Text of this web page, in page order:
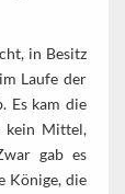
in Besitz
Laufe der
Es kam die
kein Mittel,
gab es
Könige, die